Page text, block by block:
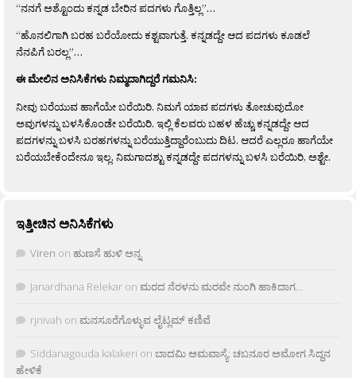
“ನನಗೆ ಅಶ್ಟೊಂದು ಕನ್ನಡ ಬೇರಿನ ಪದಗಳು ಗೊತ್ತಿಲ್ಲ”…
“ಹೊನಲಿಗಾಗಿ ಬರಹ ಬರೆಯೋದು ಕಶ್ಟವಾಗುತ್ತೆ. ಕನ್ನಡದ್ದೇ ಆದ ಪದಗಳು ಕೂಡಲೆ
ನೆನಪಿಗೆ ಬರಲ್ಲ”…
ಈ ಮೇಲಿನ ಅನಿಸಿಕೆಗಳು ನಿಮ್ಮದಾಗಿದ್ದರೆ ಗಮನಿಸಿ:
ನೀವು ಬರೆಯುವ ಹಾಗೆಯೇ ಬರೆಯಿರಿ. ನಿಮಗೆ ಯಾವ ಪದಗಳು ತೋಚುವುದೋ
ಅವುಗಳನ್ನು ಬಳಸಿಕೊಂಡೇ ಬರೆಯಿರಿ. ಇಲ್ಲಿ ಕೆಲವರು ಬಹಳ ಹೆಚ್ಚು ಕನ್ನಡದ್ದೇ ಆದ
ಪದಗಳನ್ನು ಬಳಸಿ ಬರಹಗಳನ್ನು ಬರೆಯುತ್ತಿದ್ದಾರೆಂಬುದು ದಿಟ. ಆದರೆ ಎಲ್ಲರೂ ಹಾಗೆಯೇ
ಬರೆಯಬೇಕೆಂದೇನೂ ಇಲ್ಲ. ನಿಮಗಾದಶ್ಟು ಕನ್ನಡದ್ದೇ ಪದಗಳನ್ನು ಬಳಸಿ ಬರೆಯಿರಿ, ಅಶ್ಟೇ.
ಇತ್ತೀಚಿನ ಅನಿಸಿಕೆಗಳು
Viren on ಹುಣಸೆ ಹುಳಿ ಅನ್ನ
Janardhana Relekar on ಮರದ ನೆರಳನು ಮರವೇ ನುಂಗಿ ಹಾಕಿದಾಗ…
rjnivah on ಮನಸೂರೆಗೊಳ್ಳುವ ಲೈಟ್ಲಮ್ ಕಣಿವೆ
Siddanagouda kalakeri on ಬಾದಮಿ ಅಮವಾಸ್ಯೆ: ಚಬನೂರ ಅಮೋಗ ಸಿದ್ದನ
ಹೇಳಿಕೆ